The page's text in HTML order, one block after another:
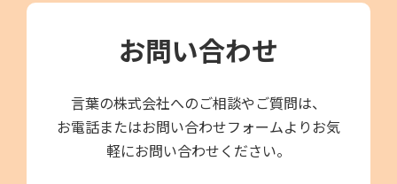
お問い合わせ
言葉の株式会社へのご相談やご質問は、
お電話またはお問い合わせフォームよりお気
軽にお問い合わせください。